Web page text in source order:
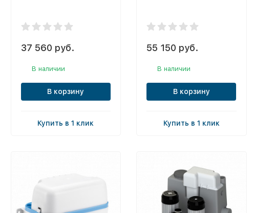
37 560 руб.
В наличии
В корзину
Купить в 1 клик
55 150 руб.
В наличии
В корзину
Купить в 1 клик